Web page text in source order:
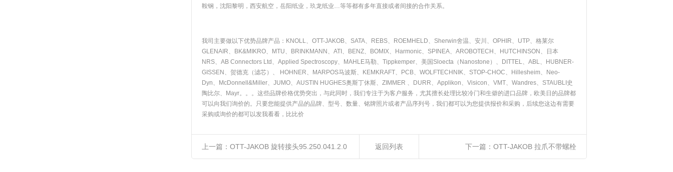
鞍钢，沈阳黎明，西安航空，岳阳纸业，玖龙纸业…等等都有多年直接或者间接的合作关系。
我司主要做以下优势品牌产品：KNOLL、OTT-JAKOB、SATA、REBS、ROEMHELD、Sherwin舍温、安川、OPHIR、UTP、格莱尔
GLENAIR、BK&MIKRO、MTU、BRINKMANN、ATI、BENZ、BOMIX、Harmonic、SPINEA、AROBOTECH、HUTCHINSON、日本
NRS、AB Connectors Ltd、Applied Spectroscopy、MAHLE马勒、Tippkemper、美国Sloecta（Nanostone）、DITTEL、ABL、HUBNER-
GISSEN、贺德克（滤芯）、 HOHNER、MARPOS马波斯、KEMKRAFT、PCB、WOLFTECHNIK、STOP-CHOC、Hillesheim、Neo-
Dyn、McDonnell&Miller、JUMO、AUSTIN HUGHES奥斯丁休斯、ZIMMER 、DURR、Applikon、Visicon、VMT、Wandres、STAUBLI史
陶比尔、Mayr。。。这些品牌价格优势突出，与此同时，我们专注于为客户服务，尤其擅长处理比较冷门和生僻的进口品牌，欧美日的品牌都
可以向我们询价的。只要您能提供产品的品牌、型号、数量、铭牌照片或者产品序列号，我们都可以为您提供报价和采购，后续您这边有需要
采购或询价的都可以发我看看，比比价
上一篇： OTT-JAKOB 旋转接头95.250.041.2.0 返回列表 下一篇： OTT-JAKOB 拉爪不带螺栓